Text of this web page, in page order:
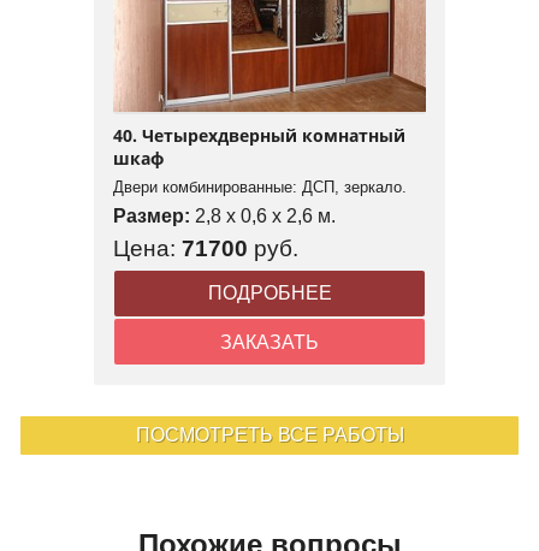
40. Четырехдверный комнатный
шкаф
Двери комбинированные: ДСП, зеркало.
Размер: 2,8 x 0,6 x 2,6 м.
Цена: 71700 руб.
ПОДРОБНЕЕ
ЗАКАЗАТЬ
ПОСМОТРЕТЬ ВСЕ РАБОТЫ